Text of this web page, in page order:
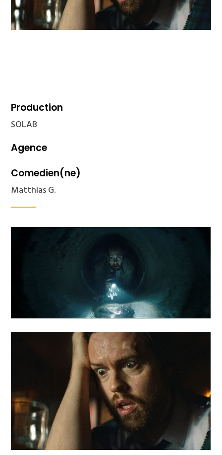
Production
SOLAB
Agence
Comedien(ne)
Matthias G.